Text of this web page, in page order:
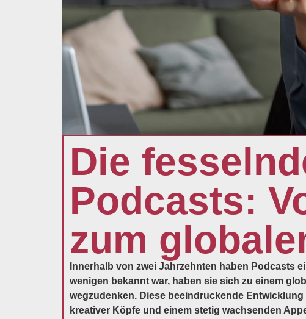
Die
Podcasts:
zum
Innerhalb von zwei Jahrzehnten haben Podcasts
wenigen bekannt war, haben sie sich zu einem
wegzudenken. Diese beeindruckende
kreativer Köpfe und einem stetig wachsenden